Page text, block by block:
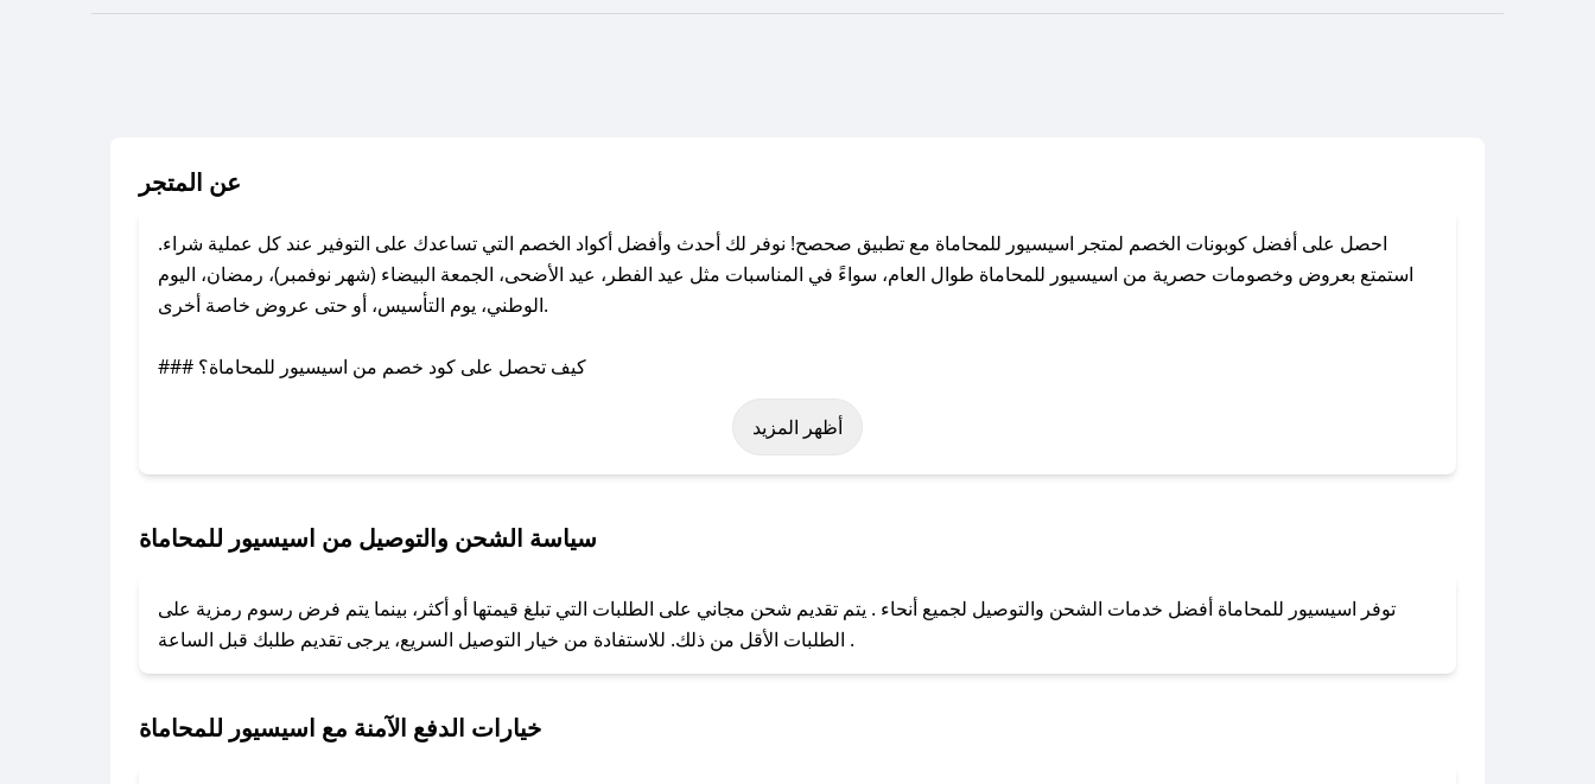
عن المتجر
احصل على أفضل كوبونات الخصم لمتجر اسيسيور للمحاماة مع تطبيق صحصح! نوفر لك أحدث وأفضل أكواد الخصم التي تساعدك على التوفير عند كل عملية شراء.
استمتع بعروض وخصومات حصرية من اسيسيور للمحاماة طوال العام، سواءً في المناسبات مثل عيد الفطر، عيد الأضحى، الجمعة البيضاء (شهر نوفمبر)، رمضان، اليوم
الوطني، يوم التأسيس، أو حتى عروض خاصة أخرى.
### كيف تحصل على كود خصم من اسيسيور للمحاماة؟
باستخدام تطبيق صحصح، يمكنك العثور بسهولة على كود خصم اسيسيور للمحاماة. وفي حال عدم توفر الكوبون، تواصل معنا عبر تويتر أو البريد الإلكتروني لإضافته
2. الصقه في خانة الدفع عند التسوق من اسيسيور للمحاماة.
### ماذا أفعل إذا لم يعمل كود الخصم؟
لا تقلق! يمكنك التواصل مع فريق دعم صحصح عبر الرسائل الخاصة على تويتر أو البريد الإلكتروني، وسنقوم بحل المشكلة في أسرع وقت ممكن.
في حال عدم توفر كوبونات لمتجرك المفضل، يمكنك مراسلتنا مباشرة وسنعمل على توفير الكوبونات في أسرع وقت ممكن.
أظهر المزيد
سياسة الشحن والتوصيل من اسيسيور للمحاماة
توفر اسيسيور للمحاماة أفضل خدمات الشحن والتوصيل لجميع أنحاء . يتم تقديم شحن مجاني على الطلبات التي تبلغ قيمتها أو أكثر، بينما يتم فرض رسوم رمزية على
الطلبات الأقل من ذلك. للاستفادة من خيار التوصيل السريع، يرجى تقديم طلبك قبل الساعة .
خيارات الدفع الآمنة مع اسيسيور للمحاماة